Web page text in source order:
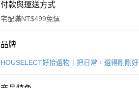
付款與運送方式
宅配滿NT$499免運
付款方式
信用卡一次付款
品牌
HOUSELECT好拾選物｜把日常，選得剛剛好